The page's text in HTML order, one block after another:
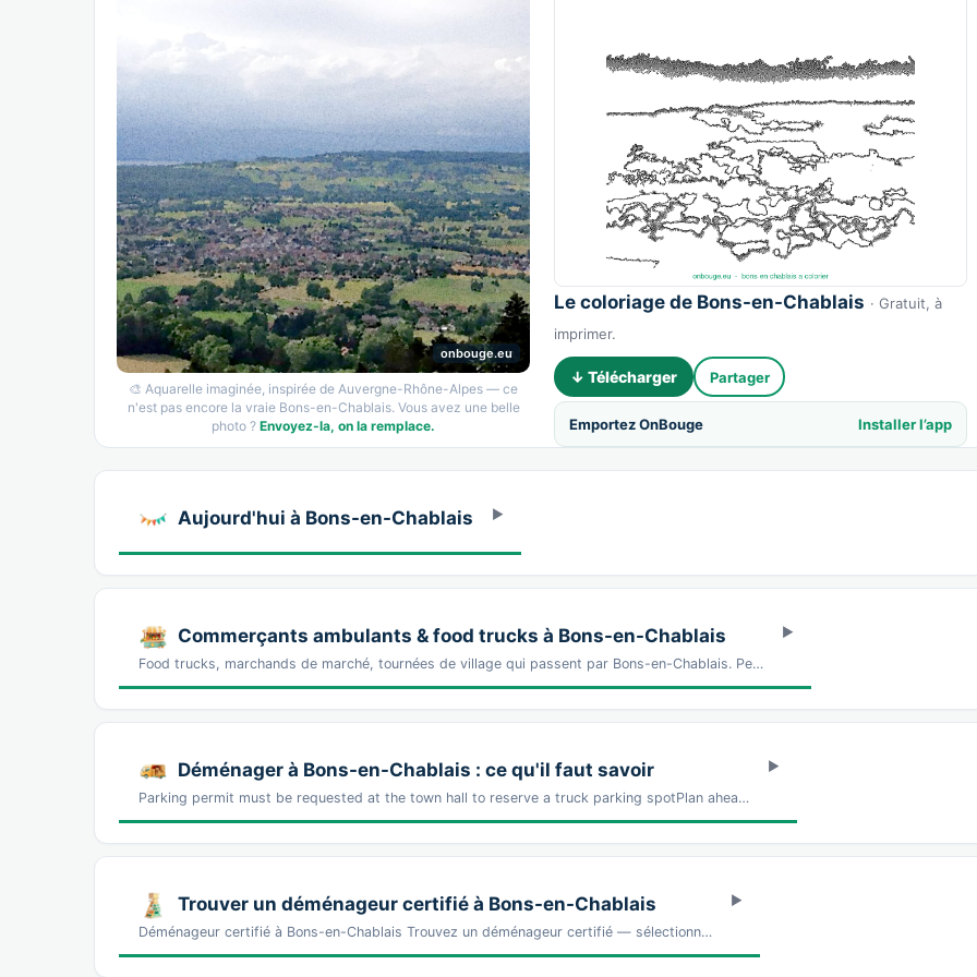
onbouge.eu
🎨 Aquarelle imaginée, inspirée de Auvergne-Rhône-Alpes — ce
n'est pas encore la vraie Bons-en-Chablais. Vous avez une belle
photo ? Envoyez-la, on la remplace.
Le coloriage de Bons-en-Chablais · Gratuit, à
imprimer.
↓ Télécharger Partager
Emportez OnBouge Installer l’app
Aujourd'hui à Bons-en-Chablais
Commerçants ambulants & food trucks à Bons-en-Chablais
Food trucks, marchands de marché, tournées de village qui passent par Bons-en-Chablais. Pe…
Déménager à Bons-en-Chablais : ce qu'il faut savoir
Parking permit must be requested at the town hall to reserve a truck parking spotPlan ahea…
Trouver un déménageur certifié à Bons-en-Chablais
Déménageur certifié à Bons-en-Chablais Trouvez un déménageur certifié — sélectionn…